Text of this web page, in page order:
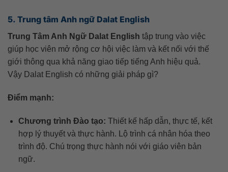
5. Trung tâm Anh ngữ Dalat English
Trung Tâm Anh Ngữ Dalat English tập trung vào việc
giúp học viên mở rộng cơ hội việc làm và kết nối với thế
giới thông qua khả năng giao tiếp tiếng Anh hiệu quả.
Vậy Dalat English có những giải pháp gì?
Điểm mạnh:
Chương trình Đào tạo: Thiết kế hấp dẫn, thực tế, kết
hợp lý thuyết và thực hành. Lộ trình cá nhân hóa theo
trình độ. Chú trọng thực hành nói với giáo viên bản
ngữ.